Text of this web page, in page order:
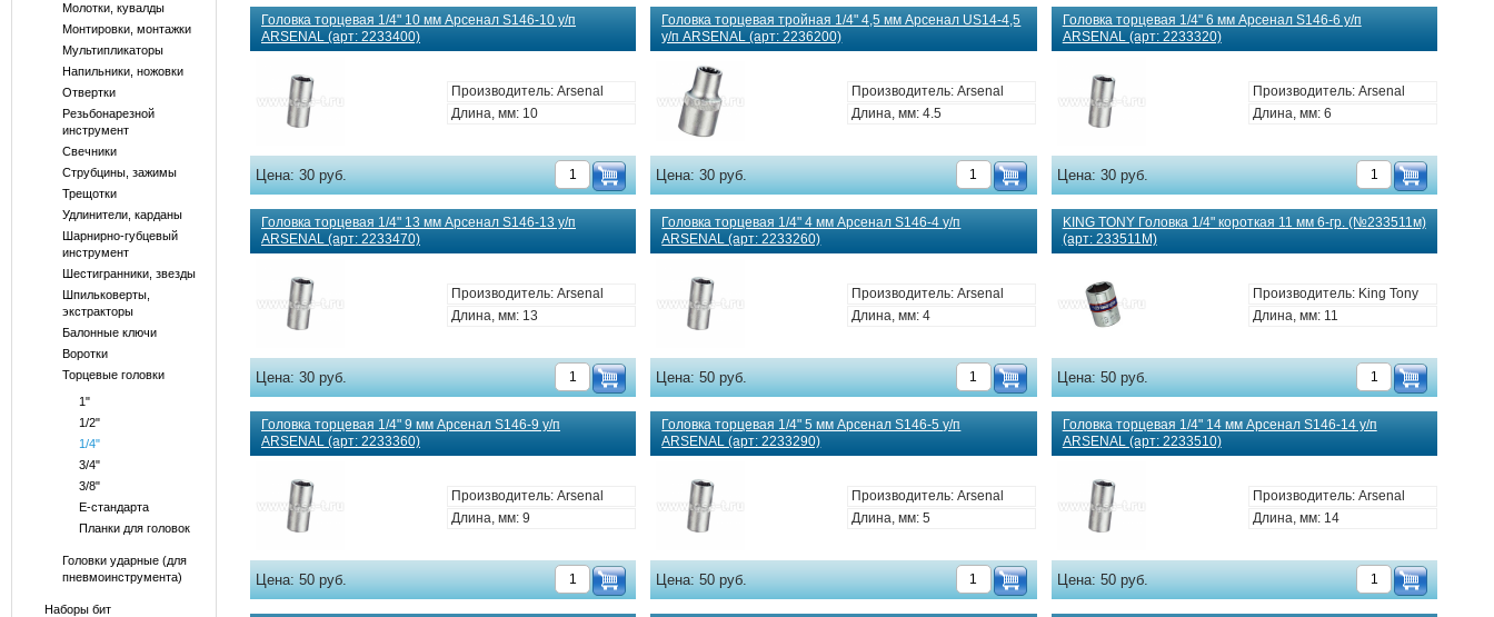
Молотки, кувалды
Монтировки, монтажки
Мультипликаторы
Напильники, ножовки
Отвертки
Резьбонарезной
инструмент
Свечники
Струбцины, зажимы
Трещотки
Удлинители, карданы
Шарнирно-губцевый
инструмент
Шестигранники, звезды
Шпильковерты,
экстракторы
Балонные ключи
Воротки
Торцевые головки
1"
1/2"
1/4"
3/4"
3/8"
Е-стандарта
Планки для головок
Головки ударные (для
пневмоинструмента)
Наборы бит
Головка торцевая 1/4" 10 мм Арсенал S146-10 у/п
ARSENAL (арт: 2233400)
Производитель: Arsenal
Длина, мм: 10
Цена:30 руб.
Головка торцевая тройная 1/4" 4,5 мм Арсенал US14-4,5
у/п ARSENAL (арт: 2236200)
Производитель: Arsenal
Длина, мм: 4.5
Цена:30 руб.
Головка торцевая 1/4" 6 мм Арсенал S146-6 у/п
ARSENAL (арт: 2233320)
Производитель: Arsenal
Длина, мм: 6
Цена:30 руб.
Головка торцевая 1/4" 13 мм Арсенал S146-13 у/п
ARSENAL (арт: 2233470)
Производитель: Arsenal
Длина, мм: 13
Цена:30 руб.
Головка торцевая 1/4" 4 мм Арсенал S146-4 у/п
ARSENAL (арт: 2233260)
Производитель: Arsenal
Длина, мм: 4
Цена:50 руб.
KING TONY Головка 1/4" короткая 11 мм 6-гр. (№233511м)
(арт: 233511M)
Производитель: King Tony
Длина, мм: 11
Цена:50 руб.
Головка торцевая 1/4" 9 мм Арсенал S146-9 у/п
ARSENAL (арт: 2233360)
Производитель: Arsenal
Длина, мм: 9
Цена:50 руб.
Головка торцевая 1/4" 5 мм Арсенал S146-5 у/п
ARSENAL (арт: 2233290)
Производитель: Arsenal
Длина, мм: 5
Цена:50 руб.
Головка торцевая 1/4" 14 мм Арсенал S146-14 у/п
ARSENAL (арт: 2233510)
Производитель: Arsenal
Длина, мм: 14
Цена:50 руб.